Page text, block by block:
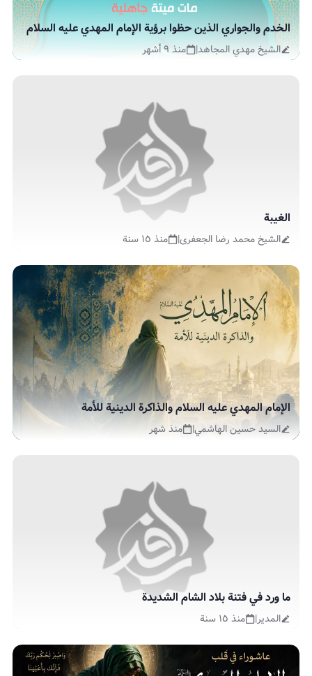
الخدم والجواري الذين حظوا برؤية الإمام المهدي عليه السلام
الشيخ مهدي المجاهد| منذ ٩ أشهر
الغيبة
الشیخ محمد رضا الجعفری| منذ ١٥ سنة
الإمام المهدي عليه السلام والذاكرة الدينية للأمة
السيد حسين الهاشمي| منذ شهر
ما ورد في فتنة بلاد الشام الشديدة
المدير| منذ ١٥ سنة